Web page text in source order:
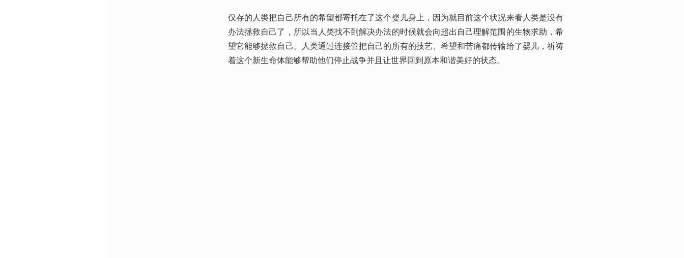
仅存的人类把自己所有的希望都寄托在了这个婴儿身上，因为就目前这个状况来看人类是没有
办法拯救自己了，所以当人类找不到解决办法的时候就会向超出自己理解范围的生物求助，希
望它能够拯救自己。人类通过连接管把自己的所有的技艺、希望和苦痛都传输给了婴儿，祈祷
着这个新生命体能够帮助他们停止战争并且让世界回到原本和谐美好的状态。